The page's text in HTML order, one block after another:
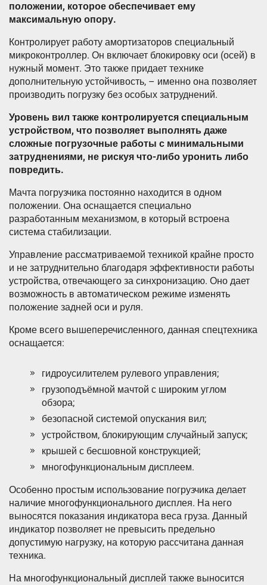
положении, которое обеспечивает ему
максимальную опору.
Контролирует работу амортизаторов специальный
микроконтроллер. Он включает блокировку оси (осей) в
нужный момент. Это также придает технике
дополнительную устойчивость, – именно она позволяет
производить погрузку без особых затруднений.
Уровень вил также контролируется специальным
устройством, что позволяет выполнять даже
сложные погрузочные работы с минимальными
затруднениями, не рискуя что-либо уронить либо
повредить.
Мачта погрузчика постоянно находится в одном
положении. Она оснащается специально
разработанным механизмом, в который встроена
система стабилизации.
Управление рассматриваемой техникой крайне просто
и не затруднительно благодаря эффективности работы
устройства, отвечающего за синхронизацию. Оно дает
возможность в автоматическом режиме изменять
положение задней оси и руля.
Кроме всего вышеперечисленного, данная спецтехника
оснащается:
гидроусилителем рулевого управления;
грузоподъёмной мачтой с широким углом
обзора;
безопасной системой опускания вил;
устройством, блокирующим случайный запуск;
крышей с бесшовной конструкцией;
многофункциональным дисплеем.
Особенно простым использование погрузчика делает
наличие многофункционального дисплея. На него
выносятся показания индикатора веса груза. Данный
индикатор позволяет не превысить предельно
допустимую нагрузку, на которую рассчитана данная
техника.
На многофункциональный дисплей также выносится